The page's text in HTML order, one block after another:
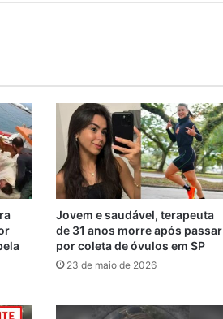
Jovem e saudável, terapeuta
de 31 anos morre após passar
por coleta de óvulos em SP
23 de maio de 2026